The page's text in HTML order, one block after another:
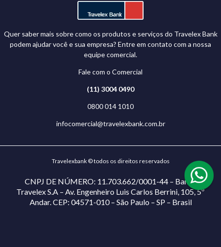
Quer saber mais sobre como os produtos e serviços do Travelex Bank
podem ajudar você e sua empresa? Entre em contato com a nossa
equipe comercial.
Fale com o Comercial
(11) 3004 0490
0800 014 1010
infocomercial@travelexbank.com.br
Travelexbank © todos os direitos reservados
CNPJ DE NÚMERO: 11.703.662/0001-44 – Banco
Travelex S.A – Av. Engenheiro Luis Carlos Berrini, 105, 5º
Andar. CEP: 04571-010 – São Paulo – SP – Brasil